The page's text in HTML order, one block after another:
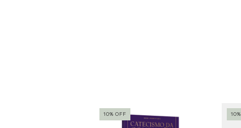
10% OFF 10%